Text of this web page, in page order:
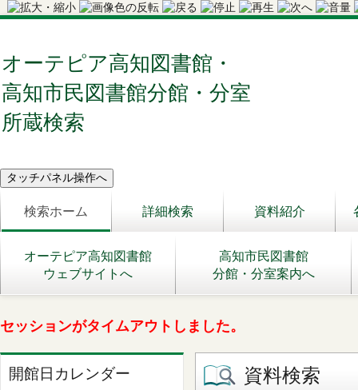
オーテピア高知図書館・
高知市民図書館分館・分室
所蔵検索
検索ホーム 詳細検索 資料紹介
オーテピア高知図書館
ウェブサイトへ
高知市民図書館
分館・分室案内へ
セッションがタイムアウトしました。
開館日カレンダー 資料検索